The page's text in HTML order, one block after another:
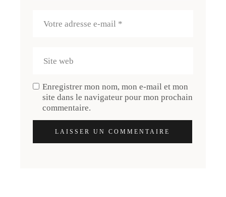
Enregistrer mon nom, mon e-mail et mon
site dans le navigateur pour mon prochain
commentaire.
LAISSER UN COMMENTAIRE